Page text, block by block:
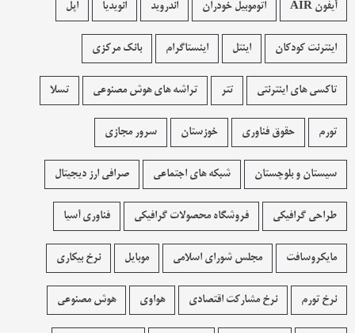
آیفون AIR اتوموبیل خودران اندروید انویدیا اپل
اینترنت کودکان اینتل اینستاگرام بانک مرکزی
تاکسی های اینترنتی تتر تراشه های هوش مصنوعی تسلا
تورم حقوق فناوری خوزستان سرور مجازی
سیستان و بلوچستان شبکه های اجتماعی صرافی ارز دیجیتال
طراحی گرافیکی فروشگاه محصولات گرافيکی فناوری آسیا
مایکروسافت مجلس شورای اسلامی موبایل نرخ بیکاری
نرخ تورم نرخ مشارکت اقتصادی هواوی هوش مصنوعی